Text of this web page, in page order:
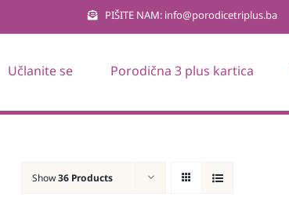
PIŠITE NAM: info@porodicetriplus.ba
Učlanite se Porodična 3 plus kartica
Show36 Products